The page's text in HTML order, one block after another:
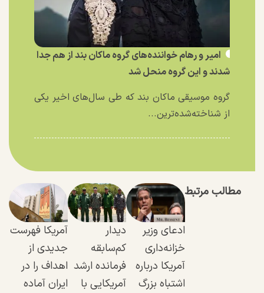
امیر و رهام خواننده‌های گروه ماکان بند از هم جدا
شدند و این گروه منحل شد
گروه موسیقی ماکان بند که طی سال‌های اخیر یکی
از شناخته‌شده‌ترین...
مطالب مرتبط
ادعای وزیر
خزانه‌داری
آمریکا درباره
اشتباه بزرگ
دیدار
کم‌سابقه
فرمانده ارشد
آمریکایی با
آمریکا فهرست
جدیدی از
اهداف را در
ایران آماده